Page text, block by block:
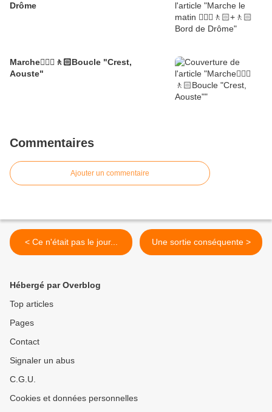
Drôme
Marche🚶🏼‍♂️🚶🏻Boucle "Crest,
Aouste"
Commentaires
Ajouter un commentaire
< Ce n'était pas le jour... Une sortie conséquente >
Hébergé par Overblog
Top articles
Pages
Contact
Signaler un abus
C.G.U.
Cookies et données personnelles